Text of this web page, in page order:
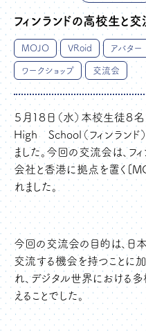
フィンランドの高校生と
MOJO VRoid アバター
ワークショップ 交流会
５月１８日（水）本校生徒
High School（フィンランド
ました。今回の交流会は、
会社と香港に拠点を置く
れました。
今回の交流会の目的は、日
交流する機会を持つことに
れ、デジタル世界における
えることでした。